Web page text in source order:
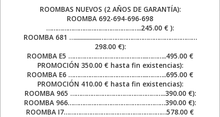
ROOMBAS NUEVOS (2 AÑOS DE GARANTÍA):
ROOMBA 692-694-696-698
……………………………………………..245.00 € ):
ROOMBA 681 ….................………………………………………………
298.00 €):
ROOMBA E5 ……………………………………..………..495.00 €
PROMOCIÓN 350.00 € hasta fin existencias):
ROOMBA E6 ……………………………………..………..695.00 €
PROMOCIÓN 410.00 € hasta fin existencias):
ROOMBA 965 ……………………………………………..390.00 €):
ROOMBA 966………………………………………………390.00 €):
ROOMBA I7…………………………………………………578.00 €